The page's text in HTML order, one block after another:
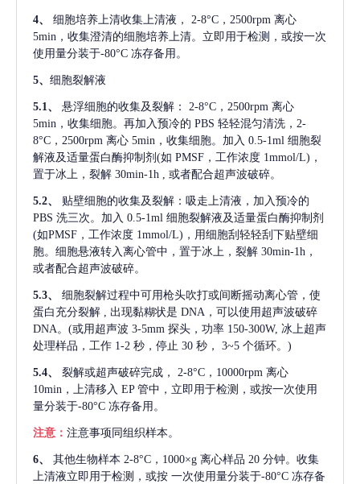
4、 细胞培养上清收集上清液，
2-8°C，2500rpm 离心
5min，收集澄清的细胞培养上清。立即用于检测，或按一次
使用量分装于-80°C 冻存备用。
5、 细胞裂解液
5.1、 悬浮细胞的收集及裂解：
2-8°C，2500rpm 离心
5min，收集细胞。再加入预冷的 PBS 轻轻混匀清洗，2-
8°C，2500rpm 离心 5min，收集细胞。加入 0.5-1ml 细胞裂
解液及适量蛋白酶抑制剂(如 PMSF，工作浓度 1mmol/L)，
置于冰上，裂解 30min-1h , 或者配合超声波破碎。
5.2、
贴壁细胞的收集及裂解：吸走上清液，加入预冷的
PBS 洗三次。加入 0.5-1ml 细胞裂解液及适量蛋白酶抑制剂
(如PMSF，工作浓度 1mmol/L)，用细胞刮轻轻刮下贴壁细
胞。细胞悬液转入离心管中，置于冰上，裂解 30min-1h，
或者配合超声波破碎。
5.3、
细胞裂解过程中可用枪头吹打或间断摇动离心管，使
蛋白充分裂解
, 出现黏糊状是 DNA，可以使用超声波破碎
DNA。(或用超声波 3-5mm 探头，功率 150-300W, 冰上超声
处理样品，工作 1-2 秒，停止 30 秒， 3~5 个循环。)
5.4、 裂解或超声破碎完成，
2-8°C，10000rpm 离心
10min，上清移入 EP 管中，立即用于检测，或按一次使用
量分装于-80°C 冻存备用。
注意： 注意事项同组织样本。
6、 其他生物样本 2-8°C，1000×g 离心样品 20 分钟。收集
上清液立即用于检测，或按 一次使用量分装于-80°C 冻存备